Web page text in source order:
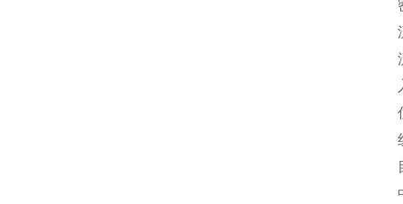
密
流
流
入
住
线
目
中